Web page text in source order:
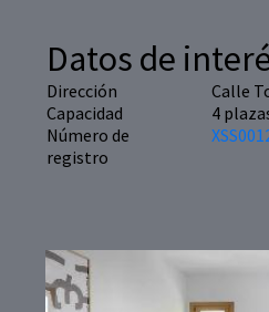
Datos de
Dirección Calle
Capacidad
4
Número de
registro